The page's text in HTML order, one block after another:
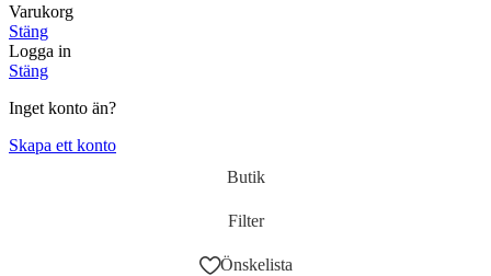
Varukorg
Stäng
Logga in
Stäng
Inget konto än?
Skapa ett konto
Butik
Filter
Önskelista